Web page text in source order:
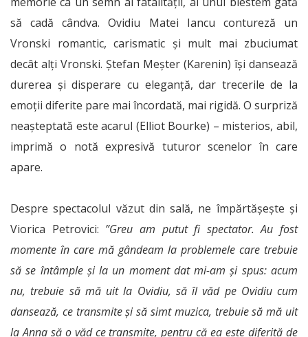
să cadă cândva. Ovidiu Matei Iancu contureză un
Vronski romantic, carismatic și mult mai zbuciumat
decât alți Vronski. Ștefan Meșter (Karenin) își dansează
durerea și disperare cu eleganță, dar trecerile de la
emoții diferite pare mai încordată, mai rigidă. O surpriză
neașteptată este acarul (Elliot Bourke) – misterios, abil,
imprimă o notă expresivă tuturor scenelor în care
apare.
Despre spectacolul văzut din sală, ne împărtășește și
Viorica Petrovici: ”Greu am putut fi spectator. Au fost
momente în care mă gândeam la problemele care trebuie
să se întâmple și la un moment dat mi-am și spus: acum
nu, trebuie să mă uit la Ovidiu, să îl văd pe Ovidiu cum
dansează, ce transmite și să simt muzica, trebuie să mă uit
la Anna să o văd ce transmite, pentru că ea este diferită de